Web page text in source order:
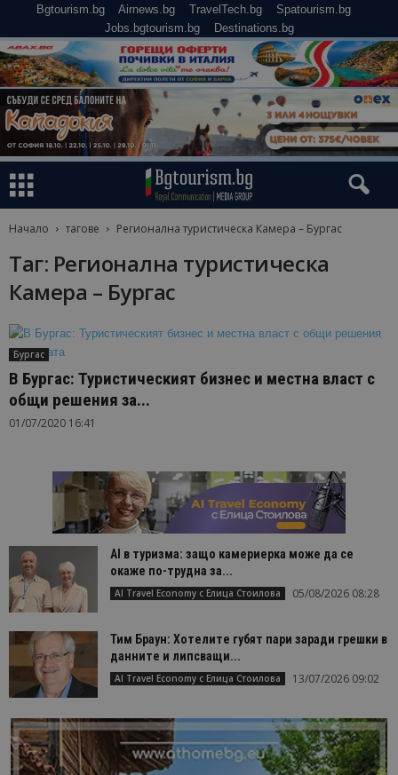
Bgtourism.bg Airnews.bg TravelTech.bg
Spatourism.bg
Jobs.bgtourism.bg
Destinations.bg
Начало тагове Регионална туристическа Камера – Бургас
Таг: Регионална туристическа
Камера – Бургас
Бургас
В Бургас: Туристическият бизнес и местна власт с
общи решения за...
01/07/2020 16:41
AI в туризма: защо камериерка може да се
окаже по-трудна за...
AI Travel Economy с Елица Стоилова 05/08/2026 08:28
Тим Браун: Хотелите губят пари заради грешки в
данните и липсващи...
AI Travel Economy с Елица Стоилова 13/07/2026 09:02